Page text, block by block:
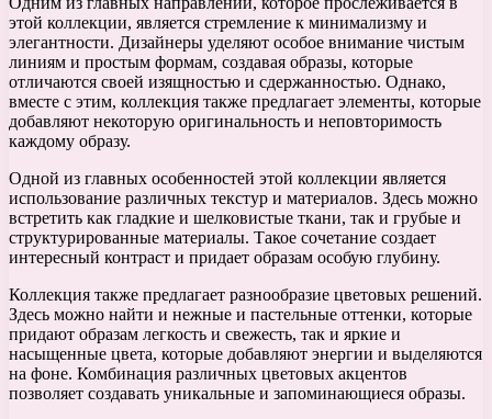
этой коллекции, является стремление к минимализму и
элегантности. Дизайнеры уделяют особое внимание чистым
линиям и простым формам, создавая образы, которые
отличаются своей изящностью и сдержанностью. Однако,
вместе с этим, коллекция также предлагает элементы, которые
добавляют некоторую оригинальность и неповторимость
каждому образу.
Одной из главных особенностей этой коллекции является
использование различных текстур и материалов. Здесь можно
встретить как гладкие и шелковистые ткани, так и грубые и
структурированные материалы. Такое сочетание создает
интересный контраст и придает образам особую глубину.
Коллекция также предлагает разнообразие цветовых решений.
Здесь можно найти и нежные и пастельные оттенки, которые
придают образам легкость и свежесть, так и яркие и
насыщенные цвета, которые добавляют энергии и выделяются
на фоне. Комбинация различных цветовых акцентов
позволяет создавать уникальные и запоминающиеся образы.